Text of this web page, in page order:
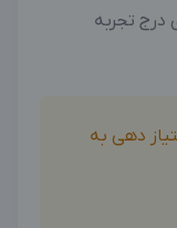
درج تجربه
دهی به